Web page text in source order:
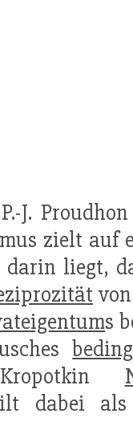
J.
zielt auf
darin liegt,
s
dabei als